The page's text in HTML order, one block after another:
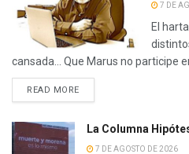
7 DE
El
cansada… Que Marus no participe
READ MORE
La Columna
7 DE AGOSTO DE 2026